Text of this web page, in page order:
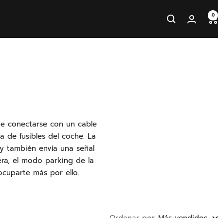
0
conectarse con un cable
de fusibles del coche. La
también envía una señal
el modo parking de la
más por ello.